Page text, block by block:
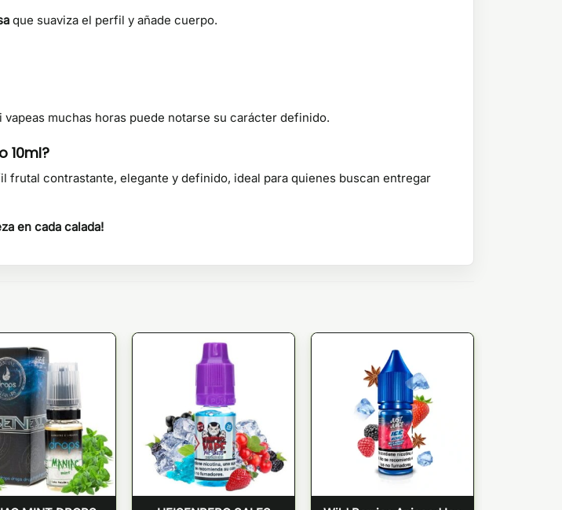
que suaviza el perfil y añade cuerpo.
muchas horas puede notarse su carácter definido.
10ml?
frutal contrastante, elegante y definido, ideal para quienes buscan entregar
en cada calada!